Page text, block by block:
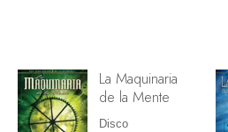
La Maquinaria
de la Mente
Disco